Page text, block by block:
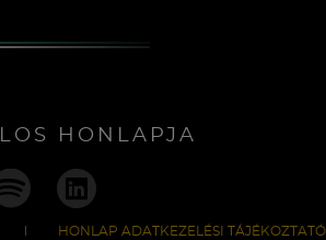
HONLAPJA
HONLAP ADATKEZELÉSI TÁJÉKOZTATÓ